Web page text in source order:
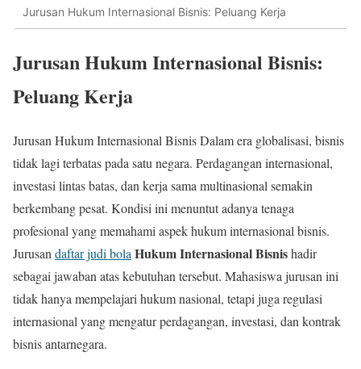
Jurusan Hukum Internasional Bisnis: Peluang Kerja
Jurusan Hukum Internasional Bisnis:
Peluang Kerja
Jurusan Hukum Internasional Bisnis Dalam era globalisasi, bisnis
tidak lagi terbatas pada satu negara. Perdagangan internasional,
investasi lintas batas, dan kerja sama multinasional semakin
berkembang pesat. Kondisi ini menuntut adanya tenaga
profesional yang memahami aspek hukum internasional bisnis.
Jurusan daftar judi bola Hukum Internasional Bisnishadir
sebagai jawaban atas kebutuhan tersebut. Mahasiswa jurusan ini
tidak hanya mempelajari hukum nasional, tetapi juga regulasi
internasional yang mengatur perdagangan, investasi, dan kontrak
bisnis antarnegara.